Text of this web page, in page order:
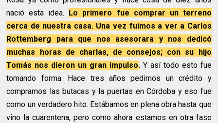
nació esta idea.
Lo primero fue comprar un terreno
cerca de nuestra casa. Una vez fuimos a ver a Carlos
Rottemberg para que nos asesorara y nos dedicó
muchas horas de charlas, de consejos; con su hijo
Tomás nos dieron un gran impulso. Y así todo esto fue
tomando forma. Hace tres años pedimos un crédito y
compramos las butacas y la puertas en Córdoba y eso fue
como un verdadero hito. Estábamos en plena obra hasta que
vino la cuarentena, pero como ahora estamos en otra fase